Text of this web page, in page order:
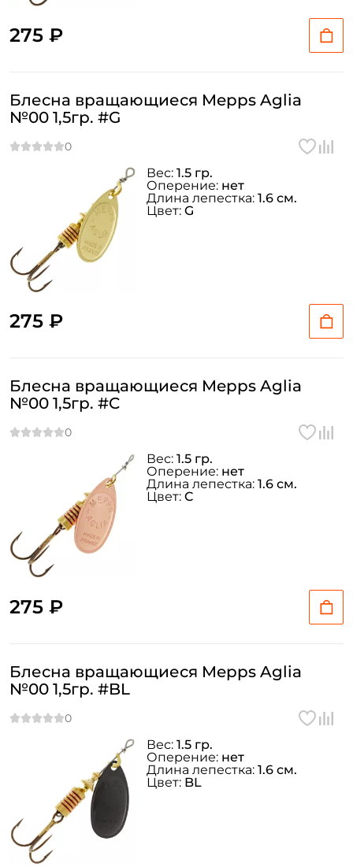
275 ₽
Блесна вращающиеся Mepps Aglia
№00 1,5гр. #G
275 ₽
Вес: 1.5 гр.
Оперение: нет
Длина лепестка: 1.6 см.
Цвет: G
Блесна вращающиеся Mepps Aglia
№00 1,5гр. #C
275 ₽
Вес: 1.5 гр.
Оперение: нет
Длина лепестка: 1.6 см.
Цвет: C
Блесна вращающиеся Mepps Aglia
№00 1,5гр. #BL
Вес: 1.5 гр.
Оперение: нет
Длина лепестка: 1.6 см.
Цвет: BL